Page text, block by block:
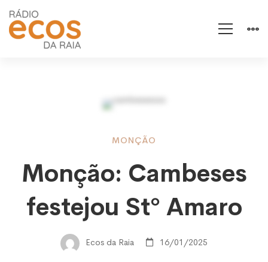
Monção:
Cambeses
festejou
MONÇÃO
Monção: Cambeses
festejou Stº Amaro
Ecos da Raia 16/01/2025